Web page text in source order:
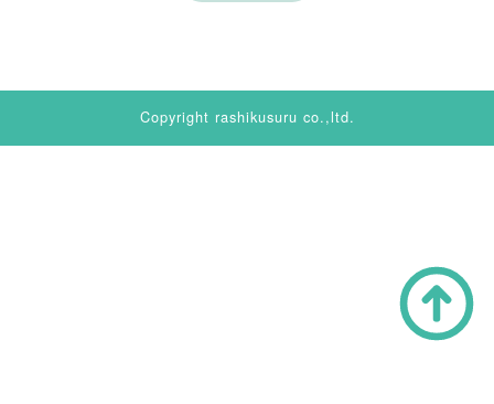
Copyright rashikusuru co.,ltd.